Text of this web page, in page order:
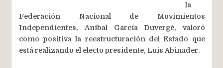
la
Federación Nacional de Movimientos
Independientes, Aníbal García Duvergé, valoró
como positiva la reestructuración del Estado que
está realizando el electo presidente, Luis Abinader.